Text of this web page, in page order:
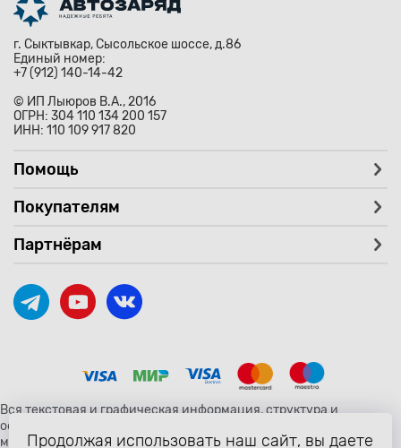
г. Сыктывкар, Сысольское шоссе, д.86
Единый номер:
+7 (912) 140-14-42
© ИП Лыюров В.А., 2016
ОГРН: 304 110 134 200 157
ИНН: 110 109 917 820
Помощь
Покупателям
Партнёрам
Вся текстовая и графическая информация, структура и
оформление страницы avtozaryad.ru защищены российскими и
международными законами и соглашениями об охране
Продолжая использовать наш сайт, вы даете